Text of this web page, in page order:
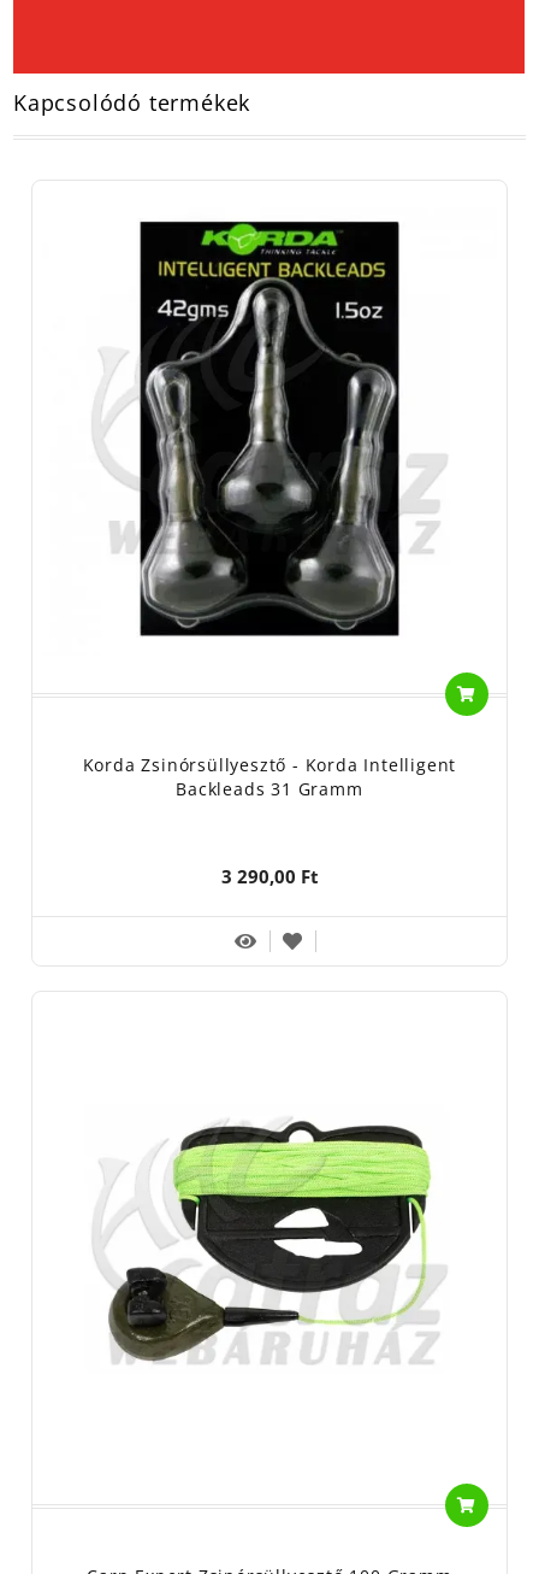
Kapcsolódó termékek
Korda Zsinórsüllyesztő - Korda Intelligent
Backleads 31 Gramm
3 290,00 Ft